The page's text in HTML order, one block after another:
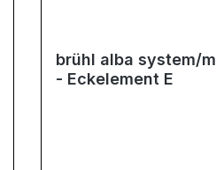
brühl alba system/m
- Eckelement E